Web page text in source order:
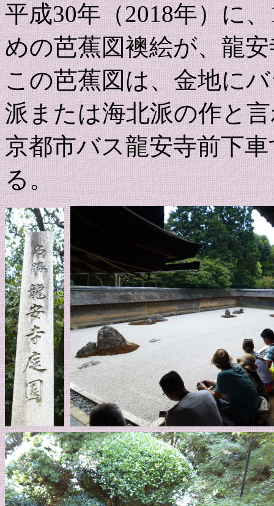
平成30年（2018年）に
めの芭蕉図襖絵が、龍
この芭蕉図は、金地に
派または海北派の作と
京都市バス龍安寺前下
る。